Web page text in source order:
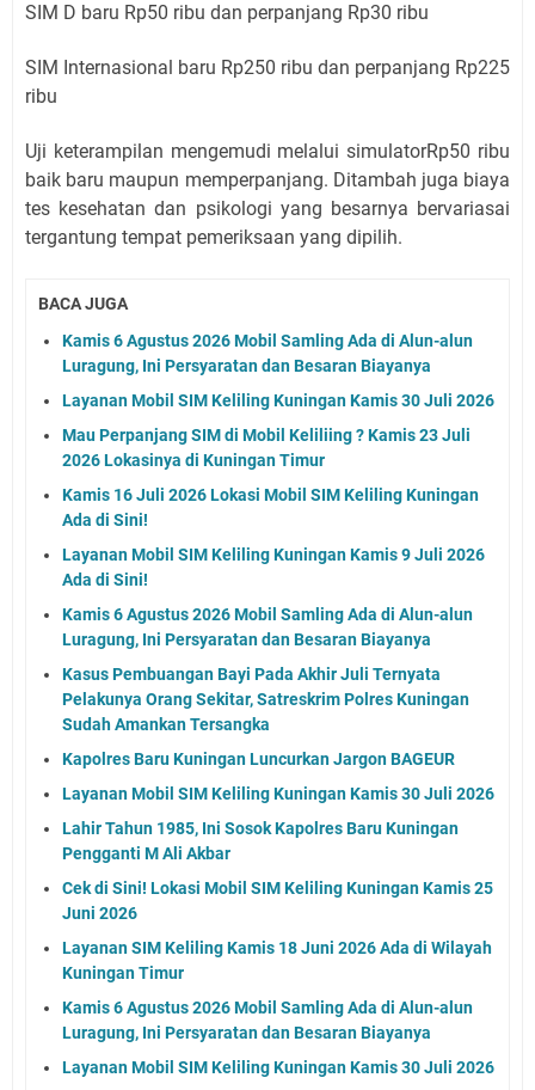
SIM D baru Rp50 ribu dan perpanjang Rp30 ribu
SIM Internasional baru Rp250 ribu dan perpanjang Rp225
ribu
Uji keterampilan mengemudi melalui simulatorRp50 ribu
baik baru maupun memperpanjang. Ditambah juga biaya
tes kesehatan dan psikologi yang besarnya bervariasai
tergantung tempat pemeriksaan yang dipilih.
BACA JUGA
Kamis 6 Agustus 2026 Mobil Samling Ada di Alun-alun
Luragung, Ini Persyaratan dan Besaran Biayanya
Layanan Mobil SIM Keliling Kuningan Kamis 30 Juli 2026
Mau Perpanjang SIM di Mobil Keliliing ? Kamis 23 Juli
2026 Lokasinya di Kuningan Timur
Kamis 16 Juli 2026 Lokasi Mobil SIM Keliling Kuningan
Ada di Sini!
Layanan Mobil SIM Keliling Kuningan Kamis 9 Juli 2026
Ada di Sini!
Kamis 6 Agustus 2026 Mobil Samling Ada di Alun-alun
Luragung, Ini Persyaratan dan Besaran Biayanya
Kasus Pembuangan Bayi Pada Akhir Juli Ternyata
Pelakunya Orang Sekitar, Satreskrim Polres Kuningan
Sudah Amankan Tersangka
Kapolres Baru Kuningan Luncurkan Jargon BAGEUR
Layanan Mobil SIM Keliling Kuningan Kamis 30 Juli 2026
Lahir Tahun 1985, Ini Sosok Kapolres Baru Kuningan
Pengganti M Ali Akbar
Cek di Sini! Lokasi Mobil SIM Keliling Kuningan Kamis 25
Juni 2026
Layanan SIM Keliling Kamis 18 Juni 2026 Ada di Wilayah
Kuningan Timur
Kamis 6 Agustus 2026 Mobil Samling Ada di Alun-alun
Luragung, Ini Persyaratan dan Besaran Biayanya
Layanan Mobil SIM Keliling Kuningan Kamis 30 Juli 2026